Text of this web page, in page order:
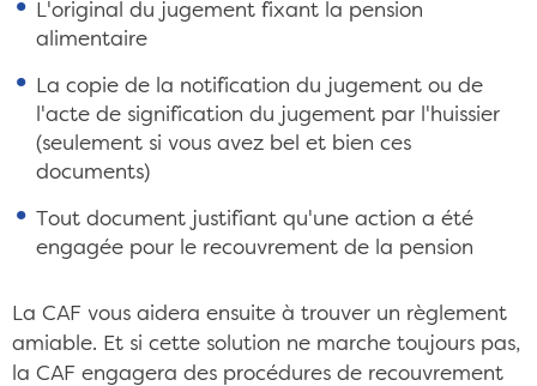
L'original du jugement fixant la pension
alimentaire
La copie de la notification du jugement ou de
l'acte de signification du jugement par l'huissier
(seulement si vous avez bel et bien ces
documents)
Tout document justifiant qu'une action a été
engagée pour le recouvrement de la pension
La CAF vous aidera ensuite à trouver un règlement
amiable. Et si cette solution ne marche toujours pas,
la CAF engagera des procédures de recouvrement